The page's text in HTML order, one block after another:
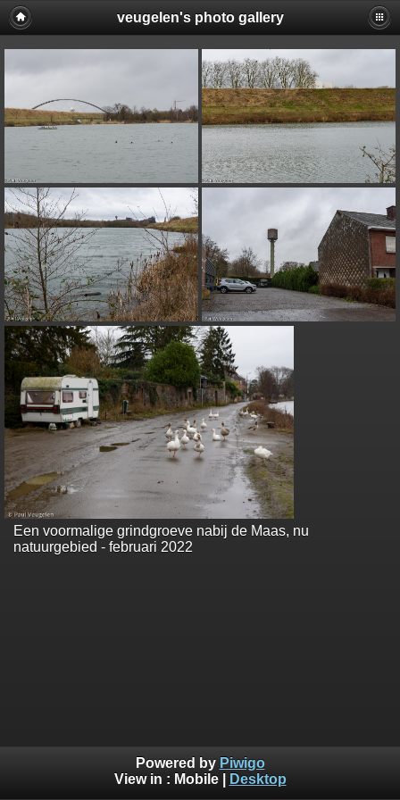
veugelen's photo gallery
Een voormalige grindgroeve nabij de Maas, nu
natuurgebied - februari 2022
Powered by Piwigo
View in : Mobile| Desktop